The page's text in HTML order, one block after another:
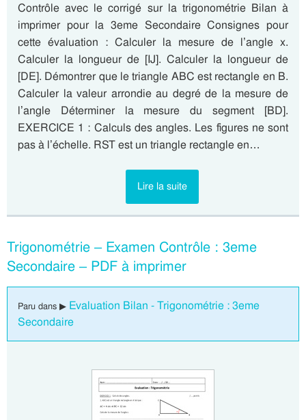
Contrôle avec le corrigé sur la trigonométrie Bilan à
imprimer pour la 3eme Secondaire Consignes pour
cette évaluation : Calculer la mesure de l’angle x.
Calculer la longueur de [IJ]. Calculer la longueur de
[DE]. Démontrer que le triangle ABC est rectangle en B.
Calculer la valeur arrondie au degré de la mesure de
l’angle Déterminer la mesure du segment [BD].
EXERCICE 1 : Calculs des angles. Les figures ne sont
pas à l’échelle. RST est un triangle rectangle en…
Lire la suite
Trigonométrie – Examen Contrôle : 3eme
Secondaire – PDF à imprimer
Paru dans ▶ Evaluation Bilan - Trigonométrie : 3eme
Secondaire